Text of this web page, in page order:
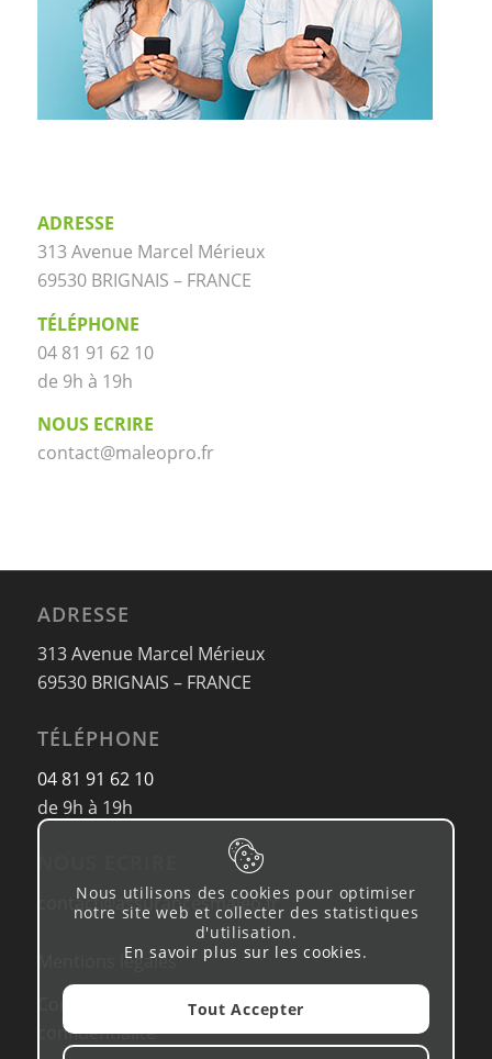
ADRESSE
313 Avenue Marcel Mérieux
69530 BRIGNAIS – FRANCE
TÉLÉPHONE
04 81 91 62 10
de 9h à 19h
NOUS ECRIRE
contact@maleopro.fr
ADRESSE
313 Avenue Marcel Mérieux
69530 BRIGNAIS – FRANCE
TÉLÉPHONE
04 81 91 62 10
de 9h à 19h
contact@assurancesmaleo.fr
Mentions légales
Conditions d’utilisation & Politique de
confidentialité
Nous utilisons des cookies pour optimiser
notre site web et collecter des statistiques
d'utilisation.
En savoir plus sur les cookies.
Tout Accepter